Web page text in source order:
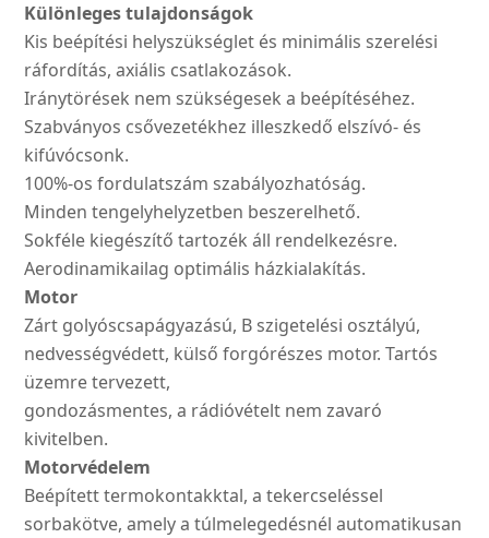
Különleges tulajdonságok
Kis beépítési helyszükséglet és minimális szerelési
ráfordítás, axiális csatlakozások.
Iránytörések nem szükségesek a beépítéséhez.
Szabványos csővezetékhez illeszkedő elszívó- és
kifúvócsonk.
100%-os fordulatszám szabályozhatóság.
Minden tengelyhelyzetben beszerelhető.
Sokféle kiegészítő tartozék áll rendelkezésre.
Aerodinamikailag optimális házkialakítás.
Motor
Zárt golyóscsapágyazású, B szigetelési osztályú,
nedvességvédett, külső forgórészes motor. Tartós
üzemre tervezett,
gondozásmentes, a rádióvételt nem zavaró
kivitelben.
Motorvédelem
Beépített termokontakktal, a tekercseléssel
sorbakötve, amely a túlmelegedésnél automatikusan